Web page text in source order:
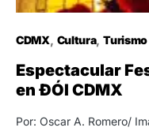
CDMX Cultura Turismo
Espectacular
en ĐÓI CDMX
Por: Oscar A. Romero/